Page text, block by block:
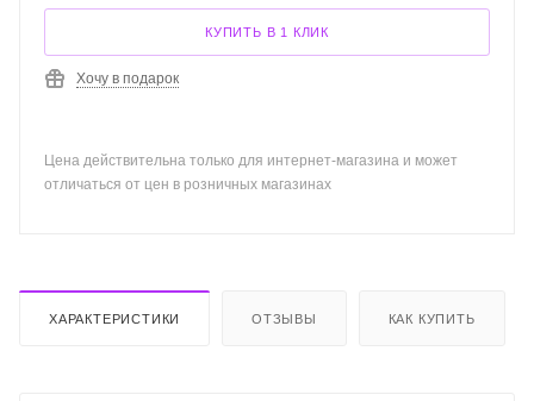
КУПИТЬ В 1 КЛИК
Хочу в подарок
Цена действительна только для интернет-магазина и может
отличаться от цен в розничных магазинах
ХАРАКТЕРИСТИКИ ОТЗЫВЫ КАК КУПИТЬ